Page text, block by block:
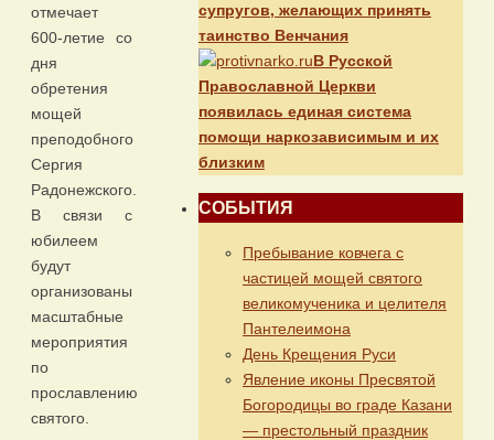
отмечает
600-летие со
дня
обретения
мощей
преподобного
Сергия
Радонежского.
В связи с
юбилеем
будут
организованы
масштабные
мероприятия
по
прославлению
святого.
супругов, желающих принять
таинство Венчания
В Русской
Православной Церкви
появилась единая система
помощи наркозависимым и их
близким
СОБЫТИЯ
Пребывание ковчега с
частицей мощей святого
великомученика и целителя
Пантелеимона
День Крещения Руси
Явление иконы Пресвятой
Богородицы во граде Казани
— престольный праздник